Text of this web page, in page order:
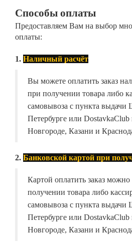
Способы оплаты
Предоставляем Вам на выбор
оплаты:
1. Наличный расчёт
Вы можете оплатить заказ
при получении товара либо
самовывоза с пункта
Петербурге или
Новгороде, Казани и
2. Банковской картой при
Картой оплатить заказ можно
получении товара либо
самовывоза с пункта
Петербурге или
Новгороде, Казани и